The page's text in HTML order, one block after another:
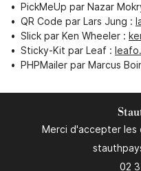
PickMeUp par Nazar
QR Code par Lars Jung :
Slick par Ken Wheeler :
Sticky-Kit par Leaf :
PHPMailer par Marcus
Merci d'accepter les
02